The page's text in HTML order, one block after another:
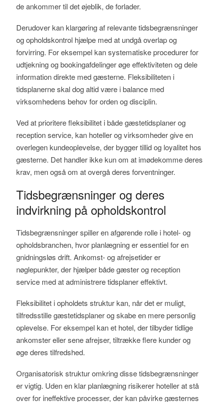
de ankommer til det øjeblik, de forlader.
Derudover kan klargøring af relevante tidsbegrænsninger
og opholdskontrol hjælpe med at undgå overlap og
forvirring. For eksempel kan systematiske procedurer for
udtjekning og bookingafdelinger øge effektiviteten og dele
information direkte med gæsterne. Fleksibiliteten i
tidsplanerne skal dog altid være i balance med
virksomhedens behov for orden og disciplin.
Ved at prioritere fleksibilitet i både gæstetidsplaner og
reception service, kan hoteller og virksomheder give en
overlegen kundeoplevelse, der bygger tillid og loyalitet hos
gæsterne. Det handler ikke kun om at imødekomme deres
krav, men også om at overgå deres forventninger.
Tidsbegrænsninger og deres
indvirkning på opholdskontrol
Tidsbegrænsninger spiller en afgørende rolle i hotel- og
opholdsbranchen, hvor planlægning er essentiel for en
gnidningsløs drift. Ankomst- og afrejsetider er
nøglepunkter, der hjælper både gæster og reception
service med at administrere tidsplaner effektivt.
Fleksibilitet i opholdets struktur kan, når det er muligt,
tilfredsstille gæstetidsplaner og skabe en mere personlig
oplevelse. For eksempel kan et hotel, der tilbyder tidlige
ankomster eller sene afrejser, tiltrække flere kunder og
øge deres tilfredshed.
Organisatorisk struktur omkring disse tidsbegrænsninger
er vigtig. Uden en klar planlægning risikerer hoteller at stå
over for ineffektive processer, der kan påvirke gæsternes